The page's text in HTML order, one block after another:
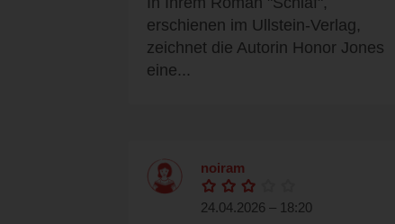
erschienen im Ullstein-Verlag,
zeichnet die Autorin Honor Jones
eine...
noiram
24.04.2026 – 18:20